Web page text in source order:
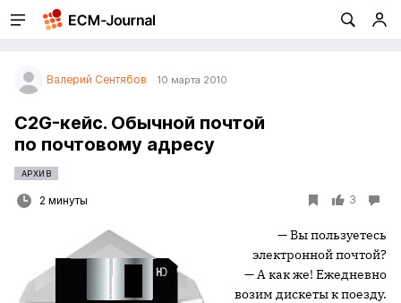
Валерий Сентябов 10 марта 2010
C2G-кейс. Обычной почтой
по почтовому адресу
АРХИВ
2 минуты 3
— Вы пользуетесь
электронной почтой?
— А как же! Ежедневно
возим дискеты к поезду.